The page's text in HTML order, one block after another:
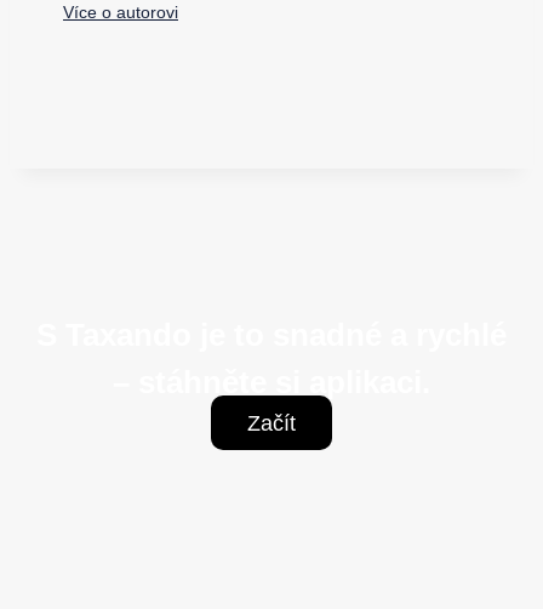
Více o autorovi
Začít